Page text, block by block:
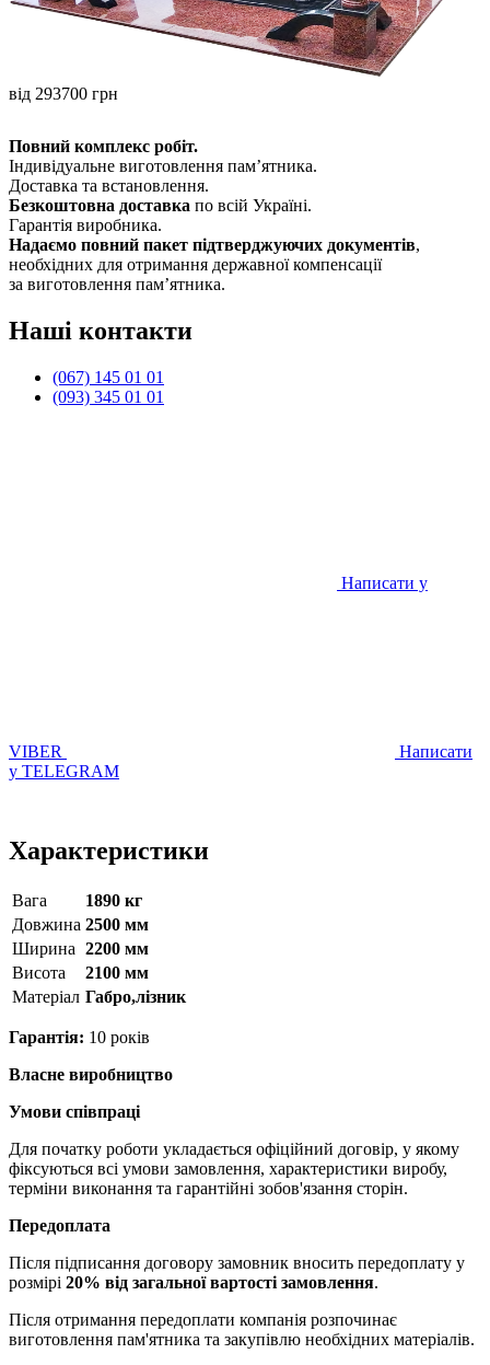
від 293700 грн
Повний комплекс робіт.
Індивідуальне виготовлення памʼятника.
Доставка та встановлення.
Безкоштовна доставка по всій Україні.
Гарантія виробника.
Надаємо повний пакет підтверджуючих документів,
необхідних для отримання державної компенсації
за виготовлення пам’ятника.
Наші контакти
(067) 145 01 01
(093) 345 01 01
Написати у
VIBER
Написати
у TELEGRAM
Характеристики
Вага
1890 кг
Довжина 2500 мм
Ширина 2200 мм
Висота
2100 мм
Матерiал Габро,лізник
Гарантія: 10 років
Власне виробництво
Умови співпраці
Для початку роботи укладається офіційний договір, у якому
фіксуються всі умови замовлення, характеристики виробу,
терміни виконання та гарантійні зобов'язання сторін.
Передоплата
Після підписання договору замовник вносить передоплату у
розмірі 20% від загальної вартості замовлення.
Після отримання передоплати компанія розпочинає
виготовлення пам'ятника та закупівлю необхідних матеріалів.